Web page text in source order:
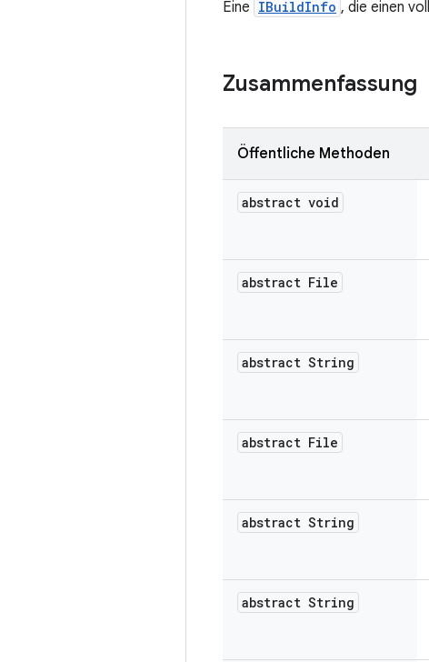
Eine IBuildInfo , die einen
Zusammenfassung
Öffentliche Methoden
abstract void
abstract File
abstract String
abstract File
abstract String
abstract String